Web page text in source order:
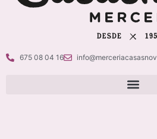
675 08 04 16